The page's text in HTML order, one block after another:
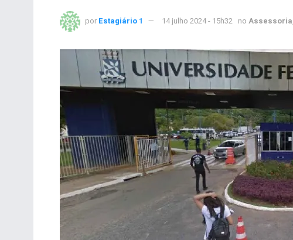
por Estagiário 1 14 julho 2024 - 15h32 no Assessoria